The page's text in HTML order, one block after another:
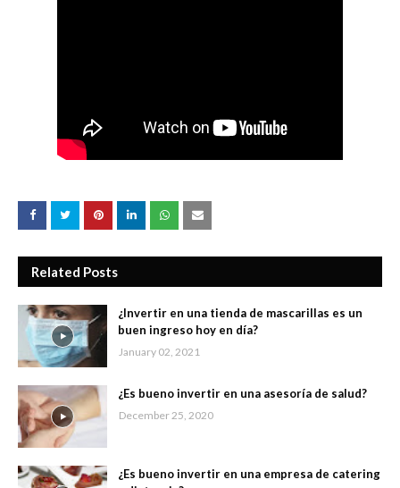
Related Posts
¿Invertir en una tienda de mascarillas es un
buen ingreso hoy en día?
January 02, 2021
¿Es bueno invertir en una asesoría de salud?
December 25, 2020
¿Es bueno invertir en una empresa de catering